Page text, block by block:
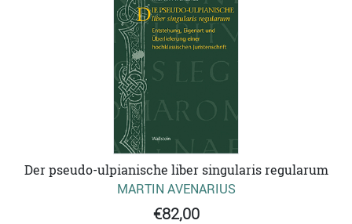
Der pseudo-ulpianische liber singularis regularum
MARTIN AVENARIUS
€82,00